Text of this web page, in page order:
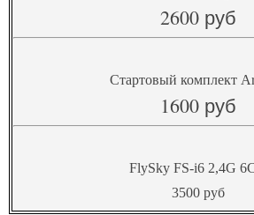
2600 руб
Стартовый комплект
1600 руб
FlySky FS-i6 2,4G
3500 руб